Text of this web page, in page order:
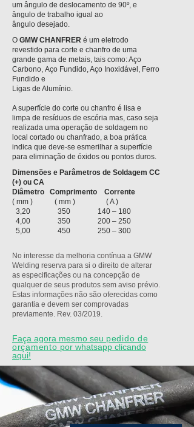
um ângulo de deslocamento de 90º, e
ângulo de trabalho igual ao
ângulo desejado.
O GMW CHANFRER é um eletrodo
revestido para corte e chanfro de uma
grande gama de metais, tais como: Aço
Carbono, Aço Fundido, Aço Inoxidável, Ferro
Fundido e
Ligas de Alumínio.
A superfície do corte ou chanfro é lisa e
limpa de resíduos de escória mas, caso seja
realizada uma operação de soldagem no
local cortado ou chanfrado, a boa prática
indica que deve-se esmerilhar a superfície
para eliminação de óxidos ou pontos duros.
Dimensões e Parâmetros de Soldagem CC
(+) ou CA
Diâmetro Comprimento Corrente
( mm ) ( mm ) ( A )
3,20 350 140 – 180
4,00 350 200 – 250
5,00 450 250 – 300
No interesse da melhoria contínua a GMW
Welding reserva para si o direito de alterar
as especificações ou na concepção de
qualquer de seus produtos sem aviso prévio.
Estas informações não são oferecidas como
garantia e devem ser comprovadas
previamente. Rev. 03/2019.
Faça agora mesmo seu pedido de
orçamento por whatsapp clicando
aqui!